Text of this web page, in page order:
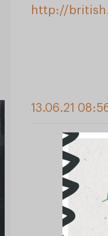
http://
13.06.21